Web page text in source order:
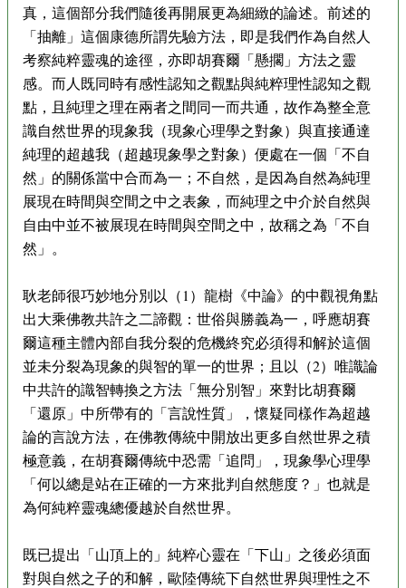
真，這個部分我們隨後再開展更為細緻的論述。前述的
「抽離」這個康德所謂先驗方法，即是我們作為自然人
考察純粹靈魂的途徑，亦即胡賽爾「懸擱」方法之靈
感。而人既同時有感性認知之觀點與純粹理性認知之觀
點，且純理之理在兩者之間同一而共通，故作為整全意
識自然世界的現象我（現象心理學之對象）與直接通達
純理的超越我（超越現象學之對象）便處在一個「不自
然」的關係當中合而為一；不自然，是因為自然為純理
展現在時間與空間之中之表象，而純理之中介於自然與
自由中並不被展現在時間與空間之中，故稱之為「不自
然」。
耿老師很巧妙地分別以（1）龍樹《中論》的中觀視角點
出大乘佛教共許之二諦觀：世俗與勝義為一，呼應胡賽
爾這種主體內部自我分裂的危機終究必須得和解於這個
並未分裂為現象的與智的單一的世界；且以（2）唯識論
中共許的識智轉換之方法「無分別智」來對比胡賽爾
「還原」中所帶有的「言說性質」，懷疑同樣作為超越
論的言說方法，在佛教傳統中開放出更多自然世界之積
極意義，在胡賽爾傳統中恐需「追問」，現象學心理學
「何以總是站在正確的一方來批判自然態度？」也就是
為何純粹靈魂總優越於自然世界。
既已提出「山頂上的」純粹心靈在「下山」之後必須面
對與自然之子的和解，歐陸傳統下自然世界與理性之不